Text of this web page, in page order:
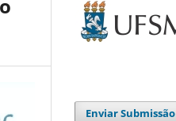
Enviar Submissão